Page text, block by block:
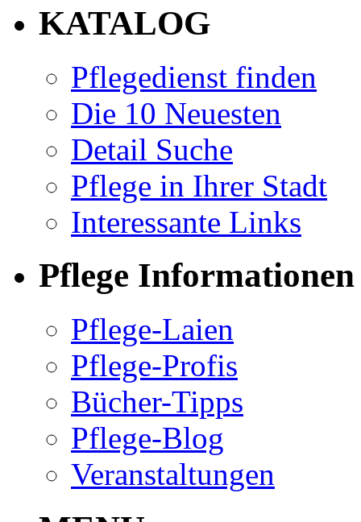
KATALOG
Pflegedienst finden
Die 10 Neuesten
Detail Suche
Pflege in Ihrer Stadt
Interessante Links
Pflege Informationen
Pflege-Laien
Pflege-Profis
Bücher-Tipps
Pflege-Blog
Veranstaltungen